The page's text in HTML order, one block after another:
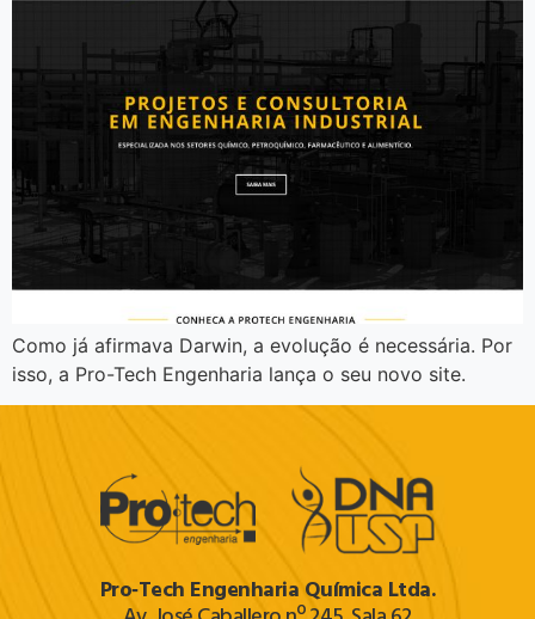
Como já afirmava Darwin, a evolução é necessária. Por
isso, a Pro-Tech Engenharia lança o seu novo site.
Pro‐Tech Engenharia Química Ltda.